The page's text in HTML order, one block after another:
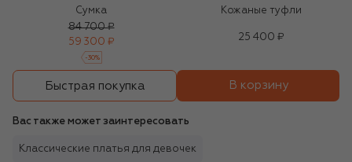
Сумка
84 700 ₽
59 300 ₽
-30%
Кожаные туфли
25 400 ₽
Быстрая покупка В корзину
Вас также может заинтересовать
Классические платья для девочек